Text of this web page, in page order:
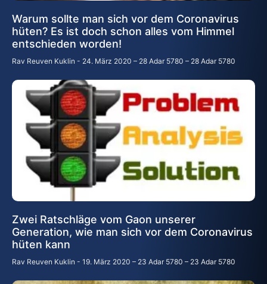
Warum sollte man sich vor dem Coronavirus
hüten? Es ist doch schon alles vom Himmel
entschieden worden!
Rav Reuven Kuklin 24. März 2020 – 28 Adar 5780 – 28 Adar 5780
Zwei Ratschläge vom Gaon unserer
Generation, wie man sich vor dem Coronavirus
hüten kann
Rav Reuven Kuklin 19. März 2020 – 23 Adar 5780 – 23 Adar 5780